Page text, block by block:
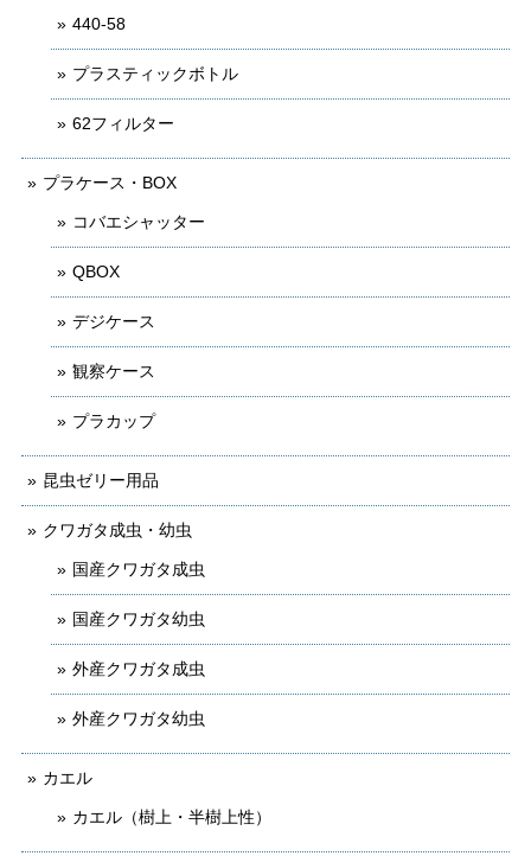
440-58
プラスティックボトル
62フィルター
プラケース・BOX
コバエシャッター
QBOX
デジケース
観察ケース
プラカップ
昆虫ゼリー用品
クワガタ成虫・幼虫
国産クワガタ成虫
国産クワガタ幼虫
外産クワガタ成虫
外産クワガタ幼虫
カエル
カエル（樹上・半樹上性）